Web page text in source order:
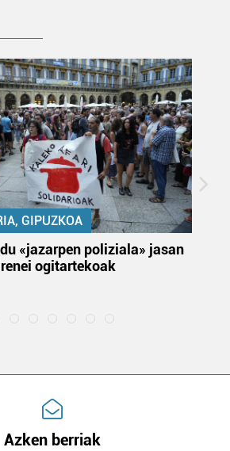
GIPUZKOA
«jazarpen poliziala» jasan
ogitartekoak
Azken berriak